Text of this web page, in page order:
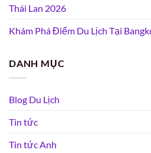
Thái Lan 2026
Khám Phá Điểm Du Lịch Tại
DANH MỤC
Blog Du Lịch
Tin tức
Tin tức Anh